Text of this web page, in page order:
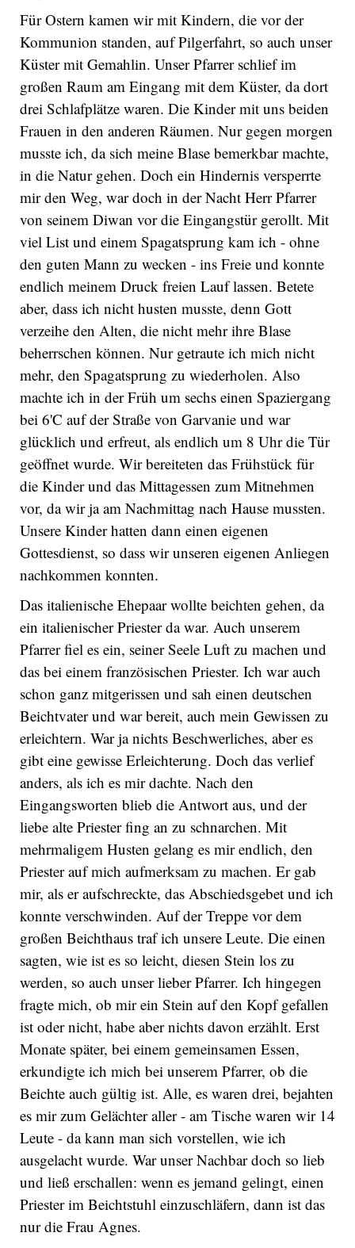
Für Ostern kamen wir mit Kindern, die vor der
Kommunion standen, auf Pilgerfahrt, so auch unser
Küster mit Gemahlin. Unser Pfarrer schlief im
großen Raum am Eingang mit dem Küster, da dort
drei Schlafplätze waren. Die Kinder mit uns beiden
Frauen in den anderen Räumen. Nur gegen morgen
musste ich, da sich meine Blase bemerkbar machte,
in die Natur gehen. Doch ein Hindernis versperrte
mir den Weg, war doch in der Nacht Herr Pfarrer
von seinem Diwan vor die Eingangstür gerollt. Mit
viel List und einem Spagatsprung kam ich - ohne
den guten Mann zu wecken - ins Freie und konnte
endlich meinem Druck freien Lauf lassen. Betete
aber, dass ich nicht husten musste, denn Gott
verzeihe den Alten, die nicht mehr ihre Blase
beherrschen können. Nur getraute ich mich nicht
mehr, den Spagatsprung zu wiederholen. Also
machte ich in der Früh um sechs einen Spaziergang
bei 6'C auf der Straße von Garvanie und war
glücklich und erfreut, als endlich um 8 Uhr die Tür
geöffnet wurde. Wir bereiteten das Frühstück für
die Kinder und das Mittagessen zum Mitnehmen
vor, da wir ja am Nachmittag nach Hause mussten.
Unsere Kinder hatten dann einen eigenen
Gottesdienst, so dass wir unseren eigenen Anliegen
nachkommen konnten.
Das italienische Ehepaar wollte beichten gehen, da
ein italienischer Priester da war. Auch unserem
Pfarrer fiel es ein, seiner Seele Luft zu machen und
das bei einem französischen Priester. Ich war auch
schon ganz mitgerissen und sah einen deutschen
Beichtvater und war bereit, auch mein Gewissen zu
erleichtern. War ja nichts Beschwerliches, aber es
gibt eine gewisse Erleichterung. Doch das verlief
anders, als ich es mir dachte. Nach den
Eingangsworten blieb die Antwort aus, und der
liebe alte Priester fing an zu schnarchen. Mit
mehrmaligem Husten gelang es mir endlich, den
Priester auf mich aufmerksam zu machen. Er gab
mir, als er aufschreckte, das Abschiedsgebet und ich
konnte verschwinden. Auf der Treppe vor dem
großen Beichthaus traf ich unsere Leute. Die einen
sagten, wie ist es so leicht, diesen Stein los zu
werden, so auch unser lieber Pfarrer. Ich hingegen
fragte mich, ob mir ein Stein auf den Kopf gefallen
ist oder nicht, habe aber nichts davon erzählt. Erst
Monate später, bei einem gemeinsamen Essen,
erkundigte ich mich bei unserem Pfarrer, ob die
Beichte auch gültig ist. Alle, es waren drei, bejahten
es mir zum Gelächter aller - am Tische waren wir 14
Leute - da kann man sich vorstellen, wie ich
ausgelacht wurde. War unser Nachbar doch so lieb
und ließ erschallen: wenn es jemand gelingt, einen
Priester im Beichtstuhl einzuschläfern, dann ist das
nur die Frau Agnes.